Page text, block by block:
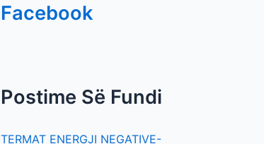
r
o
Facebook
Postime Së Fundi
TERMAT ENERGJI NEGATIVE-
P
i